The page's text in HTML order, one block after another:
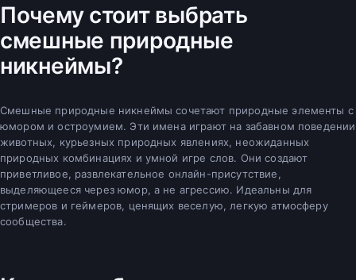
Почему стоит выбрать
смешные природные
никнеймы?
Смешные природные никнеймы сочетают природные элементы с
юмором и остроумием. Эти имена играют на забавном поведении
животных, курьезных природных явлениях, неожиданных
природных комбинациях и умной игре слов. Они создают
приветливое, развлекательное онлайн-присутствие,
выделяющееся через юмор, а не агрессию. Идеальны для
стримеров и геймеров, ценящих веселую, легкую атмосферу
сообщества.